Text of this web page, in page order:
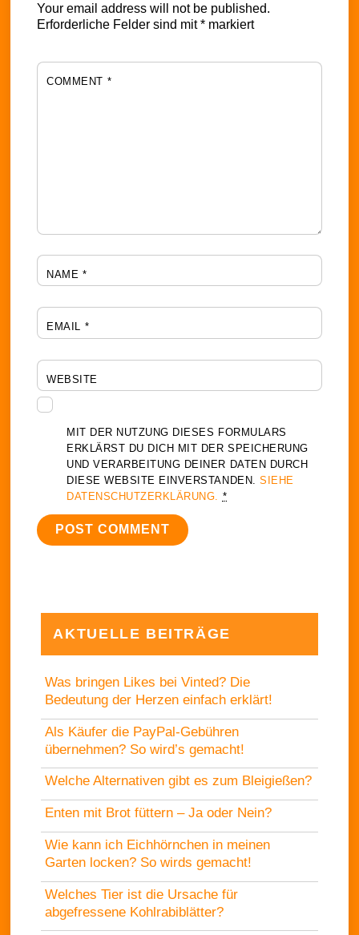
Your email address will not be published.
Erforderliche Felder sind mit* markiert
COMMENT *
NAME *
EMAIL *
WEBSITE
MIT DER NUTZUNG DIESES FORMULARS
ERKLÄRST DU DICH MIT DER SPEICHERUNG
UND VERARBEITUNG DEINER DATEN DURCH
DIESE WEBSITE EINVERSTANDEN.SIEHE
DATENSCHUTZERKLÄRUNG.
*
AKTUELLE BEITRÄGE
Was bringen Likes bei Vinted? Die
Bedeutung der Herzen einfach erklärt!
Als Käufer die PayPal-Gebühren
übernehmen? So wird’s gemacht!
Welche Alternativen gibt es zum Bleigießen?
Enten mit Brot füttern – Ja oder Nein?
Wie kann ich Eichhörnchen in meinen
Garten locken? So wirds gemacht!
Welches Tier ist die Ursache für
abgefressene Kohlrabiblätter?